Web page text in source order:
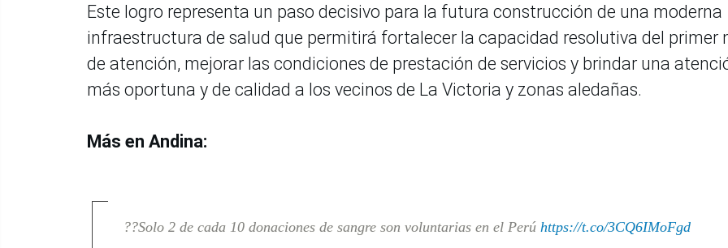
Este logro representa un paso decisivo para la futura construcción de una moderna
infraestructura de salud que permitirá fortalecer la capacidad resolutiva del primer
de atención, mejorar las condiciones de prestación de servicios y brindar una
más oportuna y de calidad a los vecinos de La Victoria y zonas aledañas.
Más en Andina:
??Solo 2 de cada 10 donaciones de sangre son voluntarias en el Perú https://t.co/3CQ6IMoFgd